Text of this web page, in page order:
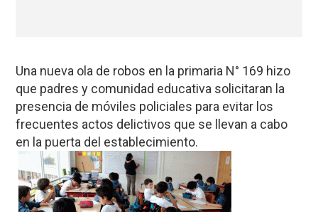
Una nueva ola de robos en la primaria N° 169 hizo
que padres y comunidad educativa solicitaran la
presencia de móviles policiales para evitar los
frecuentes actos delictivos que se llevan a cabo
en la puerta del establecimiento.